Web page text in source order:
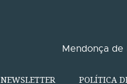
Mendonça
NEWSLETTER POLÍTICA